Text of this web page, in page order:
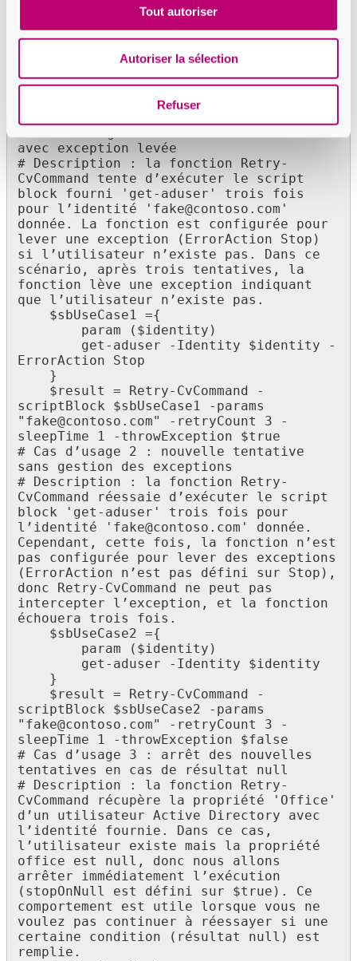
Tout autoriser
Autoriser la sélection
Refuser
échoue après toutes les tentatives.
le modèle de nouvelle tentative si le résultat du script block est
null, même si le nombre maximal de tentatives n’a pas été
# Cas d’usage 1 : nouvelle tentative
avec exception levée
# Description : la fonction Retry-
CvCommand tente d’exécuter le script
block fourni 'get-aduser' trois fois
pour l’identité 'fake@contoso.com'
donnée. La fonction est configurée pour
lever une exception (ErrorAction Stop)
si l’utilisateur n’existe pas. Dans ce
scénario, après trois tentatives, la
fonction lève une exception indiquant
que l’utilisateur n’existe pas.
ErrorAction Stop
scriptBlock $sbUseCase1 -params
"fake@contoso.com" -retryCount 3 -
sleepTime 1 -throwException $true
# Cas d’usage 2 : nouvelle tentative
sans gestion des exceptions
# Description : la fonction Retry-
CvCommand réessaie d’exécuter le script
block 'get-aduser' trois fois pour
l’identité 'fake@contoso.com' donnée.
Cependant, cette fois, la fonction n’est
pas configurée pour lever des exceptions
(ErrorAction n’est pas défini sur Stop),
donc Retry-CvCommand ne peut pas
intercepter l’exception, et la fonction
échouera trois fois.
scriptBlock $sbUseCase2 -params
"fake@contoso.com" -retryCount 3 -
sleepTime 1 -throwException $false
# Cas d’usage 3 : arrêt des nouvelles
tentatives en cas de résultat null
# Description : la fonction Retry-
CvCommand récupère la propriété 'Office'
d’un utilisateur Active Directory avec
l’identité fournie. Dans ce cas,
l’utilisateur existe mais la propriété
office est null, donc nous allons
arrêter immédiatement l’exécution
(stopOnNull est défini sur $true). Ce
comportement est utile lorsque vous ne
voulez pas continuer à réessayer si une
certaine condition (résultat null) est
remplie.